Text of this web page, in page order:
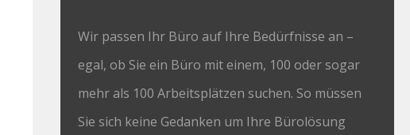
Wir passen Ihr Büro auf Ihre Bedürfnisse an –
egal, ob Sie ein Büro mit einem, 100 oder sogar
mehr als 100 Arbeitsplätzen suchen. So müssen
Sie sich keine Gedanken um Ihre Bürolösung